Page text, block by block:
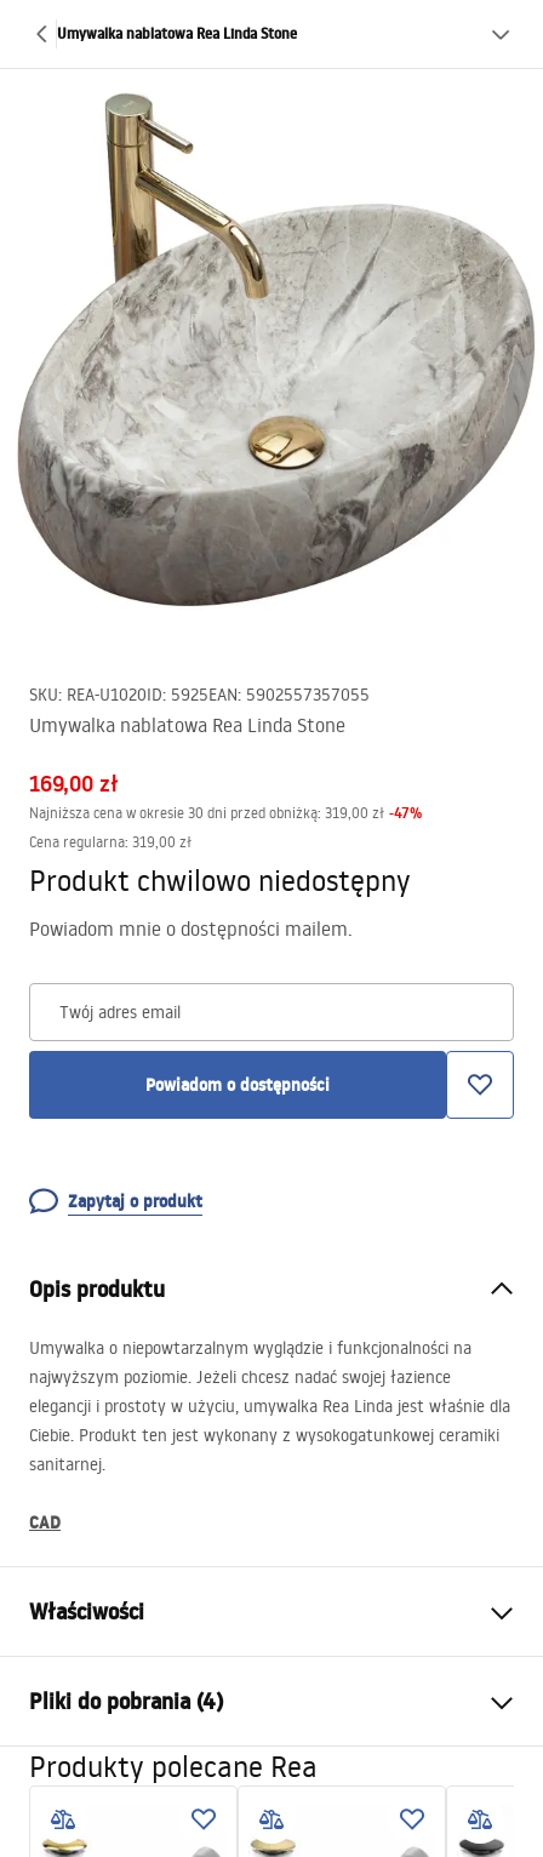
Umywalka nablatowa Rea Linda Stone
SKU: REA-U1020ID: 5925EAN: 5902557357055
Umywalka nablatowa Rea Linda Stone
169,00 zł
Najniższa cena w okresie 30 dni przed obniżką: 319,00 zł -47%
Cena regularna: 319,00 zł
Produkt chwilowo niedostępny
Powiadom mnie o dostępności mailem.
Twój adres email
Powiadom o dostępności
Zapytaj o produkt
Opis produktu
Umywalka o niepowtarzalnym wyglądzie i funkcjonalności na
najwyższym poziomie. Jeżeli chcesz nadać swojej łazience
elegancji i prostoty w użyciu, umywalka Rea Linda jest właśnie dla
Ciebie. Produkt ten jest wykonany z wysokogatunkowej ceramiki
sanitarnej.
CAD
Właściwości
Materiał:
Kolor:
Imitacja kamienia
Wykończenie:
Matowe
Długość:
485
Pliki do pobrania (4)
Instrukcja montażu
Produkty polecane Rea